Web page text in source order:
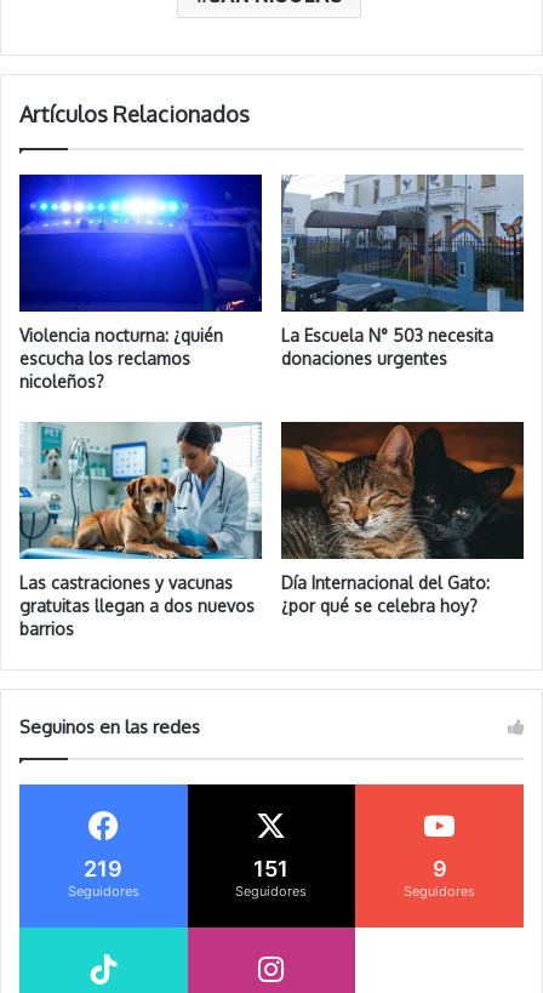
Artículos Relacionados
Violencia nocturna: ¿quién
escucha los reclamos
nicoleños?
La Escuela N° 503 necesita
donaciones urgentes
Las castraciones y vacunas
gratuitas llegan a dos nuevos
barrios
Día Internacional del Gato:
¿por qué se celebra hoy?
Seguinos en las redes
219
Seguidores
151
Seguidores
9
Seguidores